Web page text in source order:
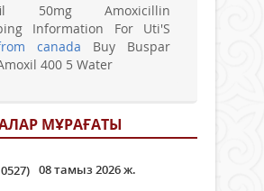
50mg Amoxicillin
Information For Uti'S
canada Buy Buspar
400 5 Water
МҰРАҒАТЫ
08 тамыз 2026 ж.